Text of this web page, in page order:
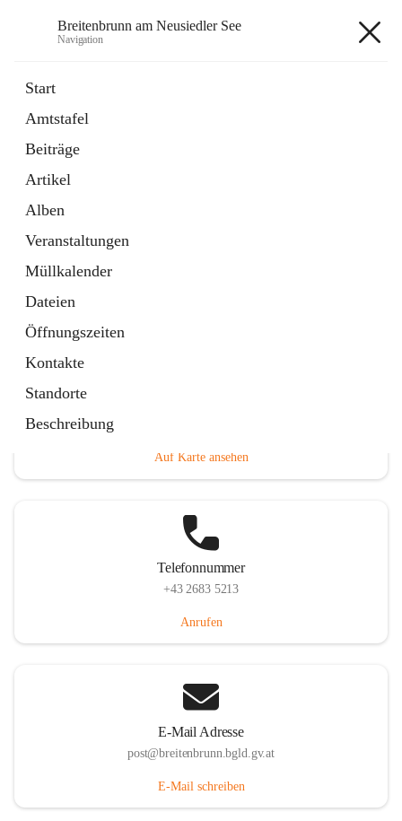
Breitenbrunn am Neusiedler See
Navigation
Start
Amtstafel
Beiträge
Artikel
Alben
Veranstaltungen
Müllkalender
Dateien
Öffnungszeiten
Kontakte
Standorte
Beschreibung
18 Schnellzugriffe
Gemeindeservice
Auf Karte ansehen
Telefonnummer
+43 2683 5213
Anrufen
E-Mail Adresse
post@breitenbrunn.bgld.gv.at
E-Mail schreiben